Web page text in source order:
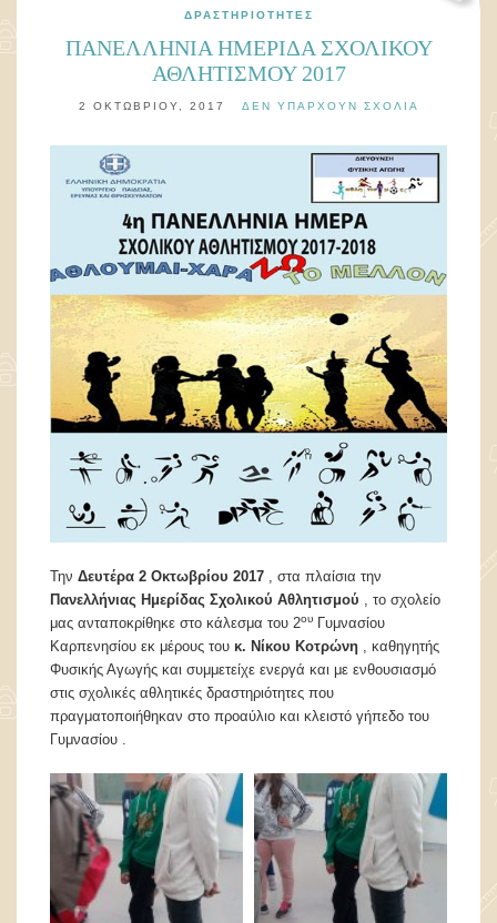
ΔΡΑΣΤΗΡΙΌΤΗΤΕΣ
ΠΑΝΕΛΛΗΝΙΑ ΗΜΕΡΙΔΑ ΣΧΟΛΙΚΟΥ
ΑΘΛΗΤΙΣΜΟΥ 2017
2 ΟΚΤΩΒΡΊΟΥ, 2017 ΔΕΝ ΥΠΆΡΧΟΥΝ ΣΧΌΛΙΑ
Την Δευτέρα 2 Οκτωβρίου 2017 , στα πλαίσια την
Πανελλήνιας Ημερίδας Σχολικού Αθλητισμού , το σχολείο
μας ανταποκρίθηκε στο κάλεσμα του 2ου Γυμνασίου
Καρπενησίου εκ μέρους του κ. Νίκου Κοτρώνη , καθηγητής
Φυσικής Αγωγής και συμμετείχε ενεργά και με ενθουσιασμό
στις σχολικές αθλητικές δραστηριότητες που
πραγματοποιήθηκαν στο προαύλιο και κλειστό γήπεδο του
Γυμνασίου .